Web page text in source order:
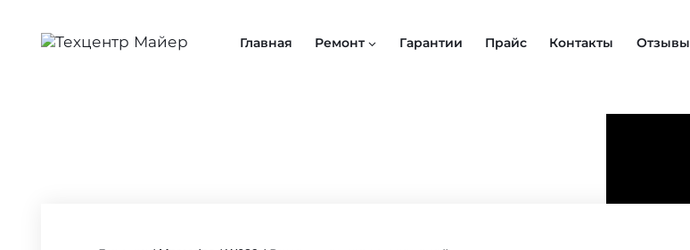
содержимому
Главная Ремонт Гарантии Прайс Контакты Отзывы